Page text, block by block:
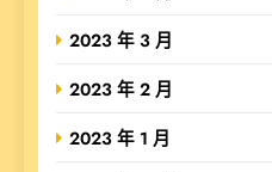
2023 年 3 月
2023 年 2 月
2023 年 1 月